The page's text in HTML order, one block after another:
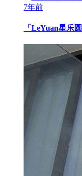
7年前
「LeYuan星乐